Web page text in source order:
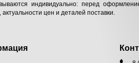
индивидуально: перед
цен и деталей поставки.